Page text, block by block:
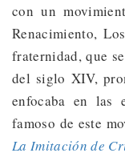
con un
Renacimiento,
fraternidad, que
del siglo XIV,
enfocaba en las
famoso de este
La Imitación de